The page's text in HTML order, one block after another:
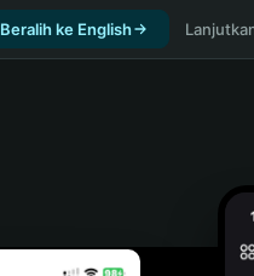
Beralih ke English